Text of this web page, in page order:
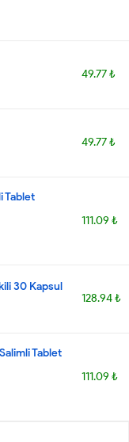
49.77 ₺
49.77 ₺
Tablet
111.09 ₺
30 Kapsul
128.94 ₺
Tablet
111.09 ₺